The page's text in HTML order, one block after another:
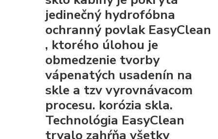
jedinečný hydrofóbna
ochranný povlak EasyClean
, ktorého úlohou je
obmedzenie tvorby
vápenatých usadenín na
skle a tzv vyrovnávacom
procesu. korózia skla.
Technológia EasyClean
trvalo zahŕňa všetky